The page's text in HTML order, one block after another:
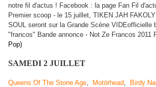
notre fil d'actus ! Facebook : la page Fan Fil
Premier scoop - le 15 juillet, TIKEN JAH FAKOLY
SOUL seront sur la Grande Scène VIDEofficielle
"francos" Bande annonce - Not Ze Francos 2011
Pop)
SAMEDI 2 JUILLET
Queens Of The Stone Age Motörhead Birdy